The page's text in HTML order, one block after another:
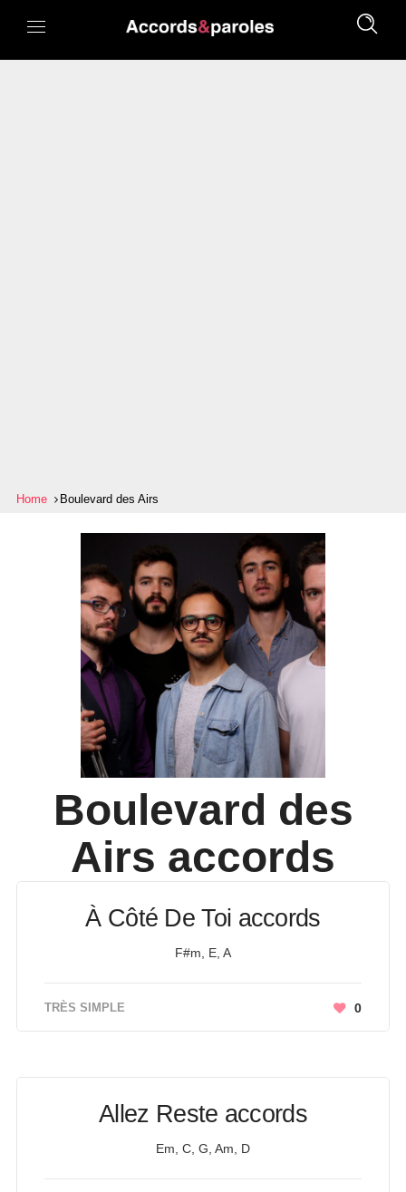
Home Boulevard des Airs
Boulevard des
Airs accords
À Côté De Toi accords
F#m, E, A
TRÈS SIMPLE 0
Allez Reste accords
Em, C, G, Am, D